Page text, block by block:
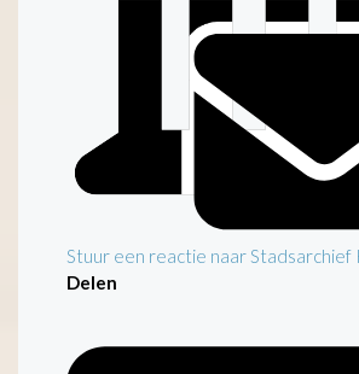
Stuur een reactie naar Stadsarchief
Delen